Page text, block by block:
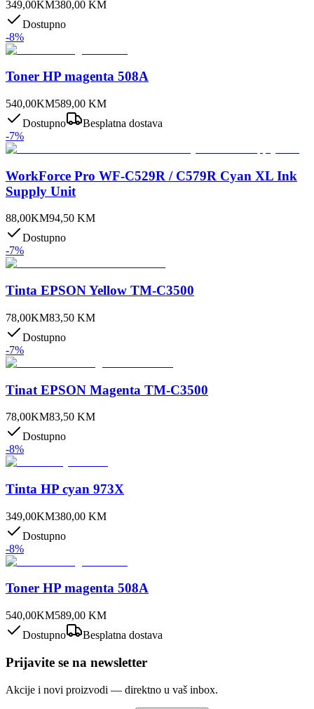
349,00KM380,00 KM
Dostupno
-8%
Toner HP magenta 508A
540,00KM589,00 KM
Dostupno
Besplatna dostava
-7%
WorkForce Pro WF-C529R / C579R Cyan XL Ink
Supply Unit
88,00KM94,50 KM
Dostupno
-7%
Tinta EPSON Yellow TM-C3500
78,00KM83,50 KM
Dostupno
-7%
Tinat EPSON Magenta TM-C3500
78,00KM83,50 KM
Dostupno
-8%
Tinta HP cyan 973X
349,00KM380,00 KM
Dostupno
-8%
Toner HP magenta 508A
540,00KM589,00 KM
Dostupno
Besplatna dostava
Prijavite se na newsletter
Akcije i novi proizvodi — direktno u vaš inbox.